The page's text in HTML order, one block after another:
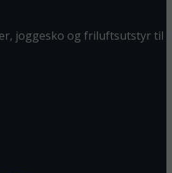
joggesko og friluftsutstyr til